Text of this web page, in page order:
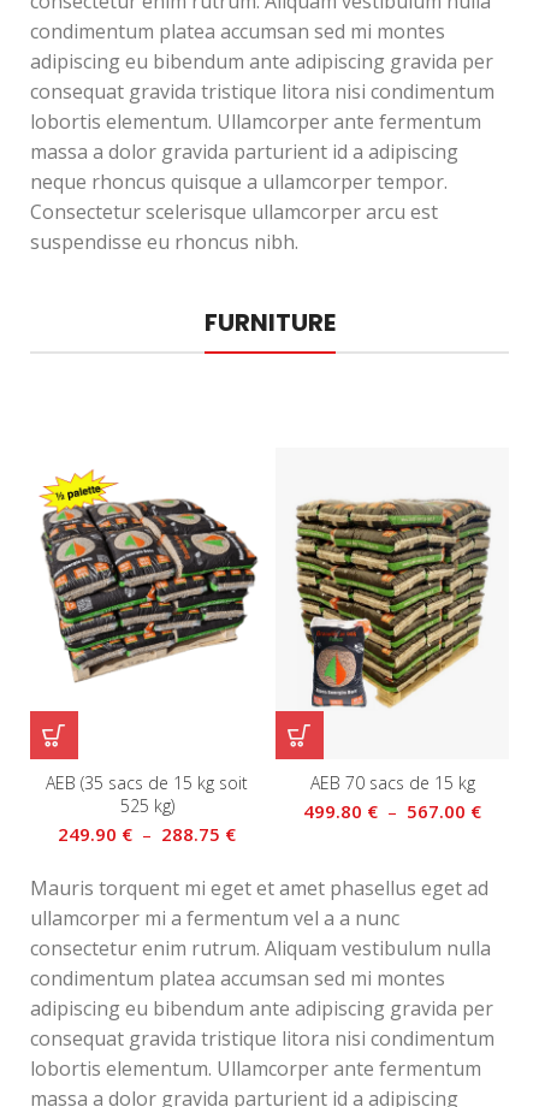
condimentum platea accumsan sed mi montes
adipiscing eu bibendum ante adipiscing gravida per
consequat gravida tristique litora nisi condimentum
lobortis elementum. Ullamcorper ante fermentum
massa a dolor gravida parturient id a adipiscing
neque rhoncus quisque a ullamcorper tempor.
Consectetur scelerisque ullamcorper arcu est
suspendisse eu rhoncus nibh.
FURNITURE
AEB (35 sacs de 15 kg soit
525 kg)
249.90 € – 288.75 €
AEB 70 sacs de 15 kg
499.80 € – 567.00 €
Mauris torquent mi eget et amet phasellus eget ad
ullamcorper mi a fermentum vel a a nunc
consectetur enim rutrum. Aliquam vestibulum nulla
condimentum platea accumsan sed mi montes
adipiscing eu bibendum ante adipiscing gravida per
consequat gravida tristique litora nisi condimentum
lobortis elementum. Ullamcorper ante fermentum
massa a dolor gravida parturient id a adipiscing